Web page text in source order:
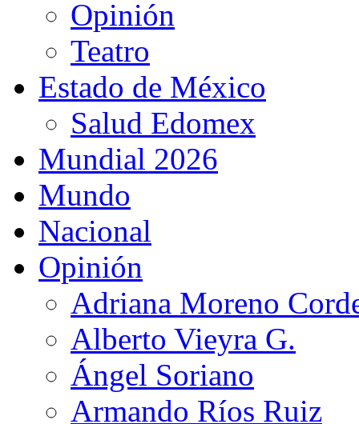
Opinión
Teatro
Estado de México
Salud Edomex
Mundial 2026
Mundo
Nacional
Opinión
Adriana Moreno
Alberto Vieyra G.
Ángel Soriano
Armando Ríos Ruiz